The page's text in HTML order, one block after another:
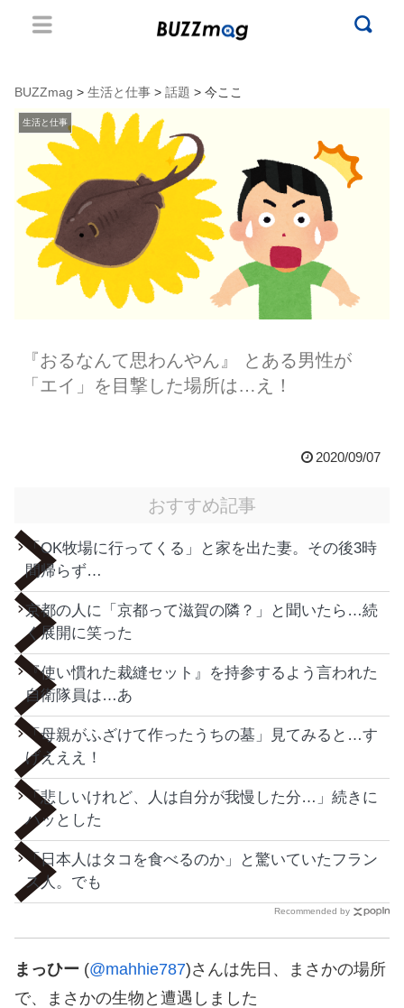
BUZZmag > 生活と仕事 > 話題 > 今ここ
生活と仕事
『おるなんて思わんやん』 とある男性が
「エイ」を目撃した場所は…え！
2020/09/07
おすすめ記事
「OK牧場に行ってくる」と家を出た妻。その後3時
間帰らず…
京都の人に「京都って滋賀の隣？」と聞いたら…続
く展開に笑った
『使い慣れた裁縫セット』を持参するよう言われた
自衛隊員は…あ
「母親がふざけて作ったうちの墓」見てみると…す
げえええ！
「悲しいけれど、人は自分が我慢した分…」続きに
ハッとした
「日本人はタコを食べるのか」と驚いていたフラン
ス人。でも
Recommended by
まっひー (@mahhie787)さんは先日、まさかの場所
で、まさかの生物と遭遇しました